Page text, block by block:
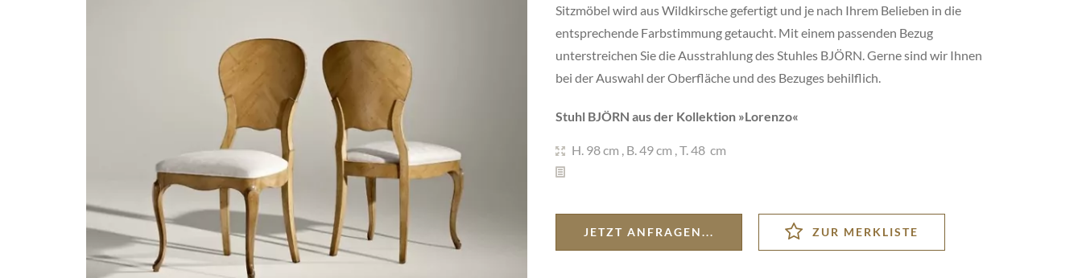
Sitzmöbel wird aus Wildkirsche gefertigt und je nach Ihrem Belieben in die
entsprechende Farbstimmung getaucht. Mit einem passenden Bezug
unterstreichen Sie die Ausstrahlung des Stuhles BJÖRN. Gerne sind wir Ihnen
bei der Auswahl der Oberfläche und des Bezuges behilflich.
Stuhl BJÖRN aus der Kollektion »Lorenzo«
H. 98 cm , B. 49 cm ,T. 48 cm
JETZT ANFRAGEN...